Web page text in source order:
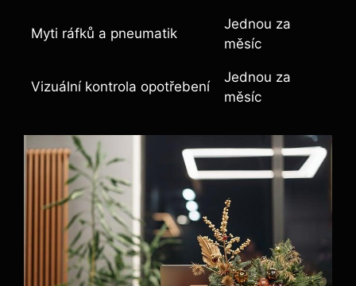
Myti ráfků a pneumatik
Jednou za
měsíc
Vizuální kontrola opotřebení
Jednou za
měsíc